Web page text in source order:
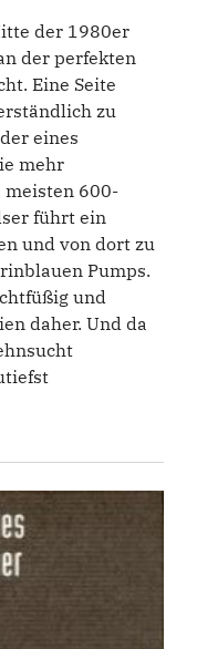
der 1980er
der perfekten
Eine Seite
zu
eines
mehr
meisten 600-
führt ein
und von dort zu
Pumps.
und
daher. Und da